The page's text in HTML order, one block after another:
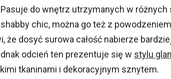
do wnętrz utrzymanych w różnych
chic, można go też z
że dosyć surowa całość nabierze
odcień ten prezentuje się w stylu
tkaninami i dekoracyjnym sznytem.